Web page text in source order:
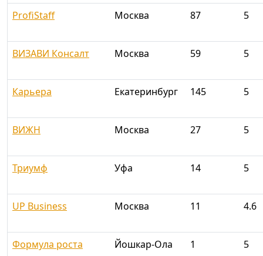
ProfiStaff Москва 87 5
ВИЗАВИ Консалт Москва 59 5
Карьера Екатеринбург 145 5
ВИЖН Москва 27 5
Триумф Уфа 14 5
UP Business Москва 11 4.6
Формула роста Йошкар-Ола 1 5